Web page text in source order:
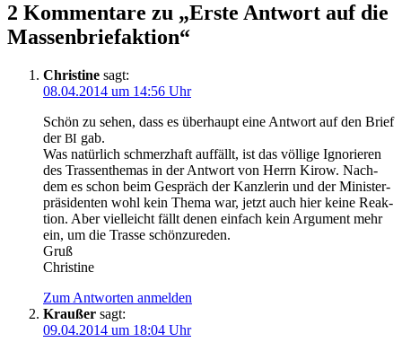
2 Kommentare zu „Ers­te Ant­wort auf die
Massenbriefaktion“
Christine sagt:
08.04.2014 um 14:56 Uhr
Schön zu sehen, dass es über­haupt eine Ant­wort auf den Brief
derBI gab.
Was natür­lich schmerz­haft auf­fällt, ist das völ­li­ge Igno­rie­ren
des Tras­sen­the­mas in der Ant­wort von Herrn Kirow. Nach­
dem es schon beim Gespräch der Kanz­le­rin und der Minis­ter­
prä­si­den­ten wohl kein The­ma war, jetzt auch hier kei­ne Reak­
ti­on. Aber viel­leicht fällt denen ein­fach kein Argu­ment mehr
ein, um die Tras­se schönzureden.
Gruß
Christine
Zum Antworten anmelden
Kraußer sagt:
09.04.2014 um 18:04 Uhr